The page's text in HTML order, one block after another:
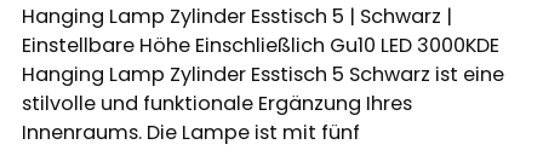
Hanging Lamp Zylinder Esstisch 5 | Schwarz |
Einstellbare Höhe Einschließlich Gu10 LED 3000KDE
Hanging Lamp Zylinder Esstisch 5 Schwarz ist eine
stilvolle und funktionale Ergänzung Ihres
Innenraums. Die Lampe ist mit fünf